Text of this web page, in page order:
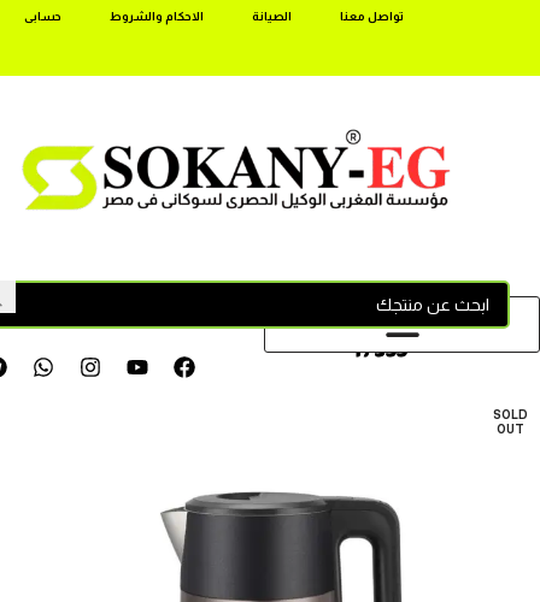
تواصل معنا الصيانة الاحكام والشروط حسابى
17355
SOLD
OUT